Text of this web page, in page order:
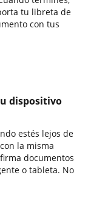
tu libreta de
con tus
dispositivo
estés lejos de
la misma
documentos
o tableta. No